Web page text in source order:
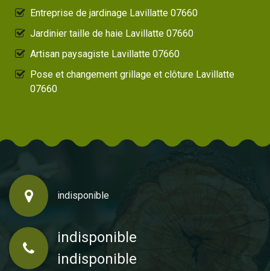
Entreprise de jardinage Lavillatte 07660
Jardinier taille de haie Lavillatte 07660
Artisan paysagiste Lavillatte 07660
Pose et changement grillage et clôture Lavillatte
07660
indisponible
indisponible
indisponible